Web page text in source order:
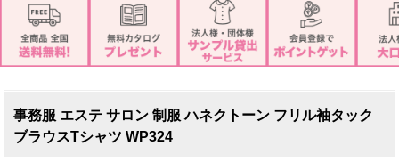
事務服 エステ サロン 制服 ハネクトーン フリル袖タック
ブラウスTシャツ WP324